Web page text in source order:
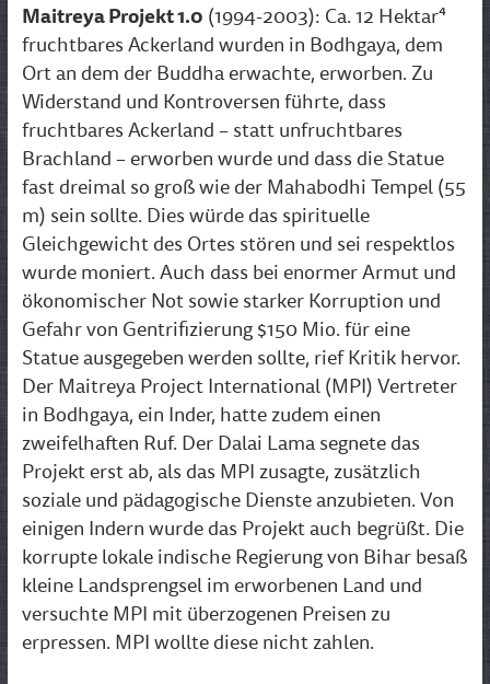
Maitreya Projekt 1.0 (1994-2003): Ca. 12 Hektar⁴
fruchtbares Ackerland wurden in Bodhgaya, dem
Ort an dem der Buddha erwachte, erworben. Zu
Widerstand und Kontroversen führte, dass
fruchtbares Ackerland – statt unfruchtbares
Brachland – erworben wurde und dass die Statue
fast dreimal so groß wie der Mahabodhi Tempel (55
m) sein sollte. Dies würde das spirituelle
Gleichgewicht des Ortes stören und sei respektlos
wurde moniert. Auch dass bei enormer Armut und
ökonomischer Not sowie starker Korruption und
Gefahr von Gentrifizierung $150 Mio. für eine
Statue ausgegeben werden sollte, rief Kritik hervor.
Der Maitreya Project International (MPI) Vertreter
in Bodhgaya, ein Inder, hatte zudem einen
zweifelhaften Ruf. Der Dalai Lama segnete das
Projekt erst ab, als das MPI zusagte, zusätzlich
soziale und pädagogische Dienste anzubieten. Von
einigen Indern wurde das Projekt auch begrüßt. Die
korrupte lokale indische Regierung von Bihar besaß
kleine Landsprengsel im erworbenen Land und
versuchte MPI mit überzogenen Preisen zu
erpressen. MPI wollte diese nicht zahlen.